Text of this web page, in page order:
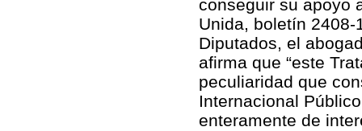
conseguir su apoyo
Unida, boletín
Diputados, el
afirma que “este
peculiaridad que
Internacional
enteramente de